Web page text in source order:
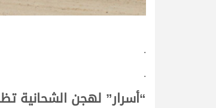
.
.
“أسرار” لهجن الشحانية